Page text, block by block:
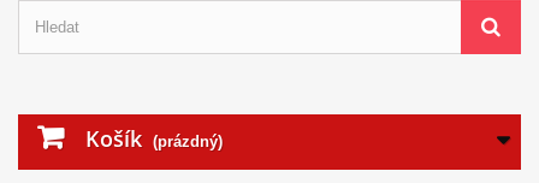
Košík (prázdný)